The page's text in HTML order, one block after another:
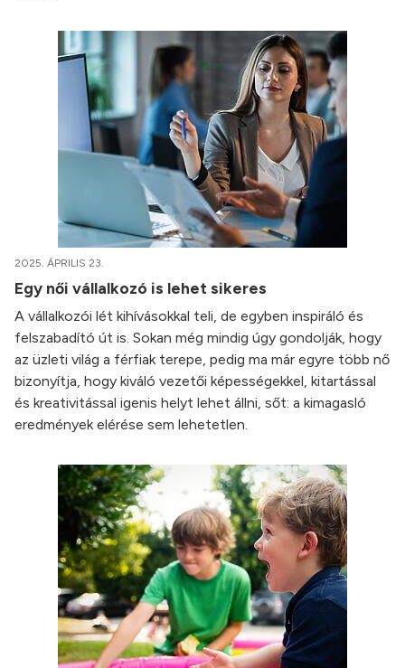
2025. ÁPRILIS 23.
Egy női vállalkozó is lehet sikeres
A vállalkozói lét kihívásokkal teli, de egyben inspiráló és
felszabadító út is. Sokan még mindig úgy gondolják, hogy
az üzleti világ a férfiak terepe, pedig ma már egyre több nő
bizonyítja, hogy kiváló vezetői képességekkel, kitartással
és kreativitással igenis helyt lehet állni, sőt: a kimagasló
eredmények elérése sem lehetetlen.